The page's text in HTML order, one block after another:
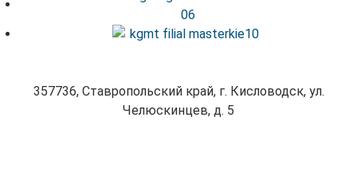
357736, Ставропольский край, г. Кисловодск, ул.
Челюскинцев, д. 5